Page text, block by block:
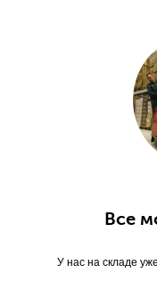
Все
У нас на складе